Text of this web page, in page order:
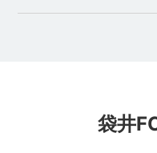
袋井